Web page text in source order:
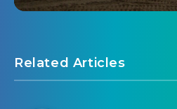
Related Articles